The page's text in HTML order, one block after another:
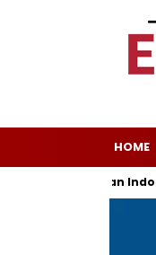
HOME
Andalan Indonesia